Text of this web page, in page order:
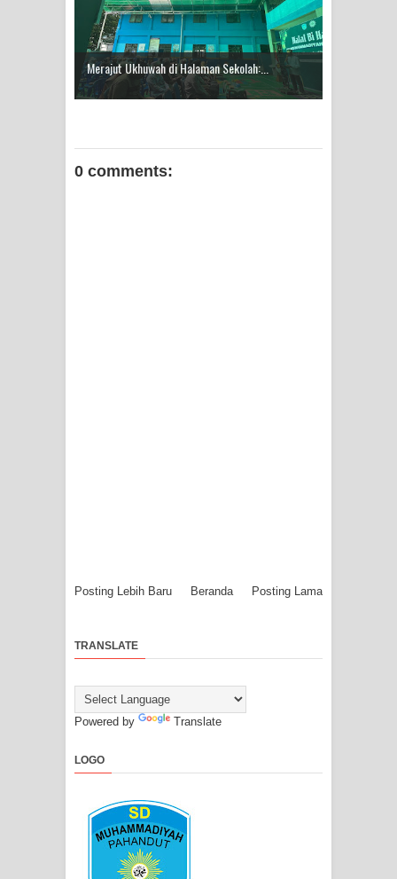
Merajut Ukhuwah di Halaman Sekolah:...
0 comments:
Posting Lebih Baru Posting Lama
Beranda
TRANSLATE
Powered by Translate
LOGO